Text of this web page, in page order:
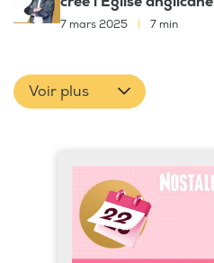
7 mars 2025 7 min
Voir plus